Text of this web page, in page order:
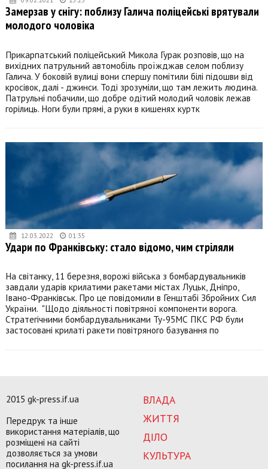
Замерзав у снігу: поблизу Галича поліцейські врятували
молодого чоловіка
Прикарпатський поліцейський Микола Гурак розповів, що на
вихідних патрульний автомобіль проїжджав селом поблизу
Галича. У боковій вулиці вони спершу помітили білі підошви від
кросівок, далі - джинси. Тоді зрозуміли, що там лежить людина.
Патрульні побачили, що добре одітий молодий чоловік лежав
горілиць. Ноги були прямі, а руки в кишенях куртк
12.03.2022 01:35
Удари по Франківську: стало відомо, чим стріляли
На світанку, 11 березня, ворожі війська з бомбардувальників
завдали ударів крилатими ракетами містах Луцьк, Дніпро,
Івано-Франківськ. Про це повідомили в Генштабі Збройних Сил
України. "Щодо діяльності повітряної компоненти ворога.
Стратегічними бомбардувальниками Ту-95МС ПКС РФ були
застосовані крилаті ракети повітряного базування по
ВЛАДА
ЖИТТЯ
ДІЛО
КУЛЬТУРА
2015 gk-press.if.ua
Передрук та інше
використання матеріалів, що
розміщені на сайті
дозволяється за умови
посилання на gk-press.if.ua